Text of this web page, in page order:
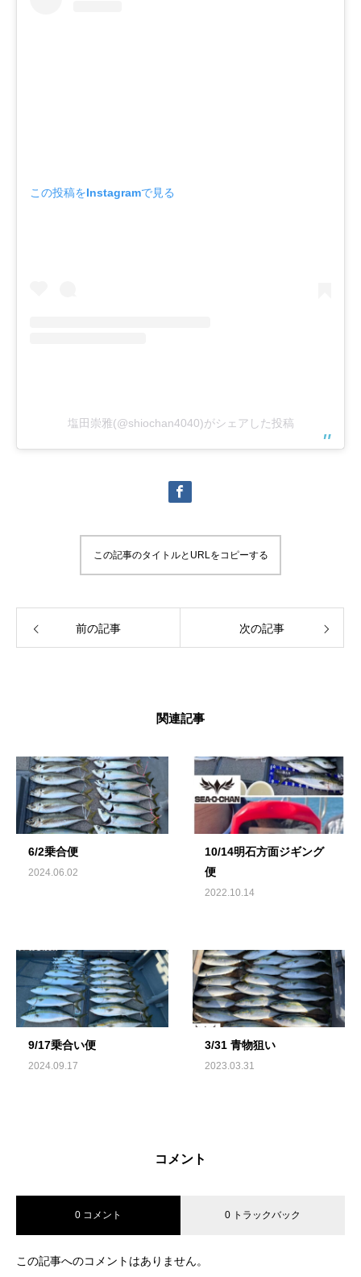
この投稿をInstagramで見る
塩田崇雅(@shiochan4040)がシェアした投稿
この記事のタイトルとURLをコピーする
前の記事 次の記事
関連記事
6/2乗合便
2024.06.02
10/14明石方面ジギング
便
2022.10.14
9/17乗合い便
2024.09.17
3/31 青物狙い
2023.03.31
コメント
0 コメント 0 トラックバック
この記事へのコメントはありません。